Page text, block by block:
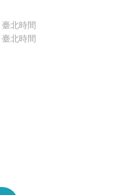
臺北時間
臺北時間